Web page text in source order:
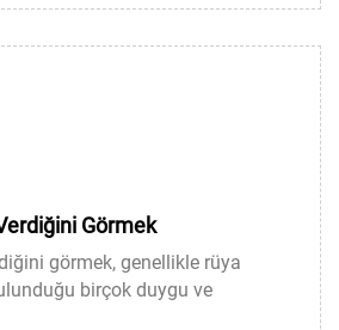
Görmek
görmek, genellikle rüya
birçok duygu ve